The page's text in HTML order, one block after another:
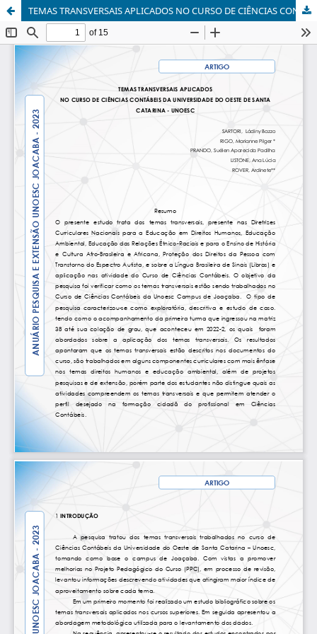
TEMAS TRANSVERSAIS APLICADOS NO CURSO DE CIÊNCIAS CONTÁBEIS DA UNIVERSIDADE DO OESTE DE SANTA CATARINA - UNOESC